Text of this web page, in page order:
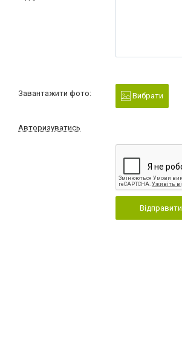
Завантажити фото: Вибрати
Авторизуватись
Відправити